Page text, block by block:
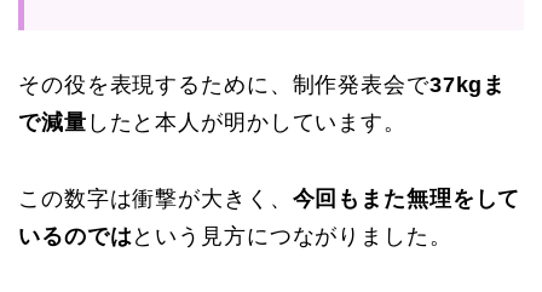
その役を表現するために、制作発表会で37kgま
で減量 したと本人が明かしています。
この数字は衝撃が大きく、 今回もまた無理をして
いるのでは という見方につながりました。